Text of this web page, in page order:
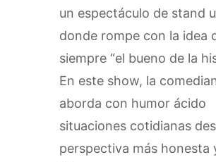
un espectáculo de stand
donde rompe con la idea
siempre “el bueno de la
En este show, la
aborda con humor ácido
situaciones cotidianas
perspectiva más honesta